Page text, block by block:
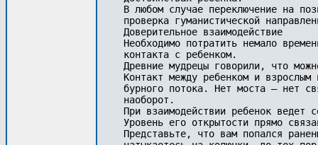
В любом случае переключение на
проверка гуманистической
Доверительное взаимодействие
Необходимо потратить немало
контакта с ребенком.
Древние мудрецы говорили, что
Контакт между ребенком и
бурного потока. Нет моста — нет
наоборот.
При взаимодействии ребенок
Уровень его открытости прямо
Представьте, что вам попался